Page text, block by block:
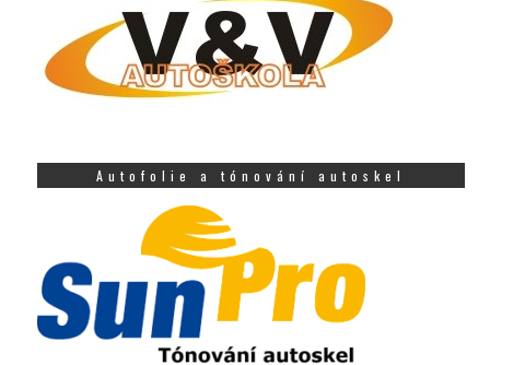
Autofolie a tónování autoskel